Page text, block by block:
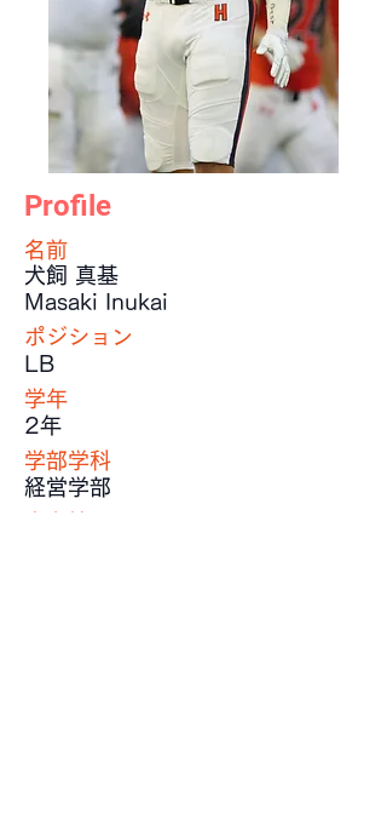
Profile
​名前
犬飼 真基
Masaki Inukai
ポジション
LB
学年
2年
学部学科
経営学部